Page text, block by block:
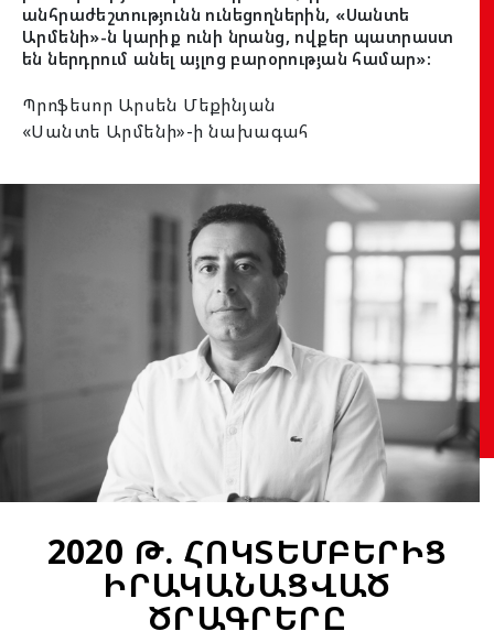
անհրաժեշտությունն ունեցողներին, «Սանտե
Արմենի»-ն կարիք ունի նրանց, ովքեր պատրաստ
են ներդրում անել այլոց բարօրության համար»:
Պրոֆեսոր Արսեն Մեքինյան
«Սանտե Արմենի»-ի նախագահ
2020 Թ. ՀՈԿՏԵՄԲԵՐԻՑ
ԻՐԱԿԱՆԱՑՎԱԾ
ԾՐԱԳՐԵՐԸ